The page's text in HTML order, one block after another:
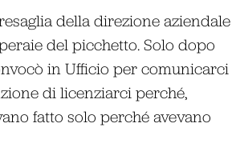
della direzione aziendale
del picchetto. Solo dopo
in Ufficio per comunicarci
di licenziarci perché,
fatto solo perché avevano